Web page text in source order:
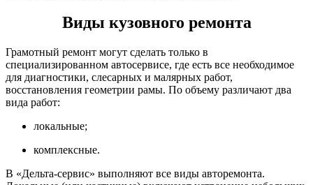
Виды кузовного ремонта
Грамотный ремонт могут сделать только в
специализированном автосервисе, где есть все необходимое
для диагностики, слесарных и малярных работ,
восстановления геометрии рамы. По объему различают два
вида работ:
локальные;
комплексные.
В «Дельта-сервис» выполняют все виды авторемонта.